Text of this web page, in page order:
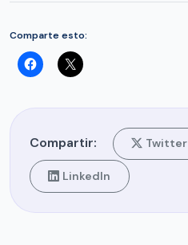
Comparte esto:
Compartir: Twitter
LinkedIn